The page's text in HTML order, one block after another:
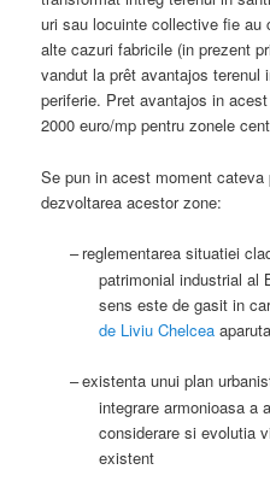
uri sau locuinte collective fie au
alte cazuri fabricile (in prezent
vandut la prêt avantajos terenul
periferie. Pret avantajos in
2000 euro/mp pentru zonele
Se pun in acest moment
dezvoltarea acestor zone:
– reglementarea situatiei
patrimonial industrial al
sens este de gasit in
de Liviu Chelcea
–existenta unui plan
integrare armonioasa a
considerare si evolutia
existent